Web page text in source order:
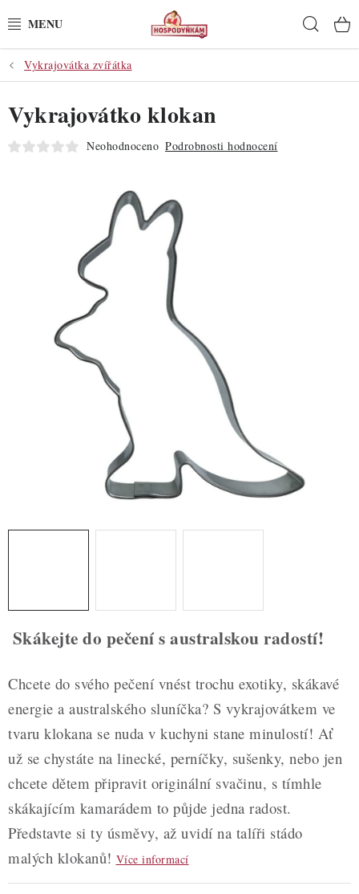
na
POTŘEBY
POMŮCKY
SUROVINY
DO KUCHYNĚ
POCHUTINY
ZDRAVÉ PEČENÍ
DÁRKOVÉ POUKAZY
TÉMATICKÉ PRODUKTY
NOVÉ ZBOŽÍ
Nepřevzetí zásilky na dobírku
Obchodní podmínky
Hodnocení obchodu
Blog
Moje objednávka
Vykrajovátka zvířátka
Skákejte do pečení s australskou radostí!
Chcete do svého pečení vnést trochu exotiky, skákavé
energie a australského sluníčka? S vykrajovátkem ve
tvaru klokana se nuda v kuchyni stane minulostí! Ať
už se chystáte na linecké, perníčky, sušenky, nebo jen
chcete dětem připravit originální svačinu, s tímhle
skákajícím kamarádem to půjde jedna radost.
Představte si ty úsměvy, až uvidí na talíři stádo
malých klokanů! Více informací
Vykrajovátko klokan
Neohodnoceno Podrobnosti hodnocení